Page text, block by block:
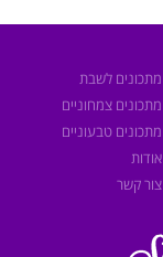
מתכונים לשבת
מתכונים צמחוניים
מתכונים טבעוניים
אודות
צור קשר